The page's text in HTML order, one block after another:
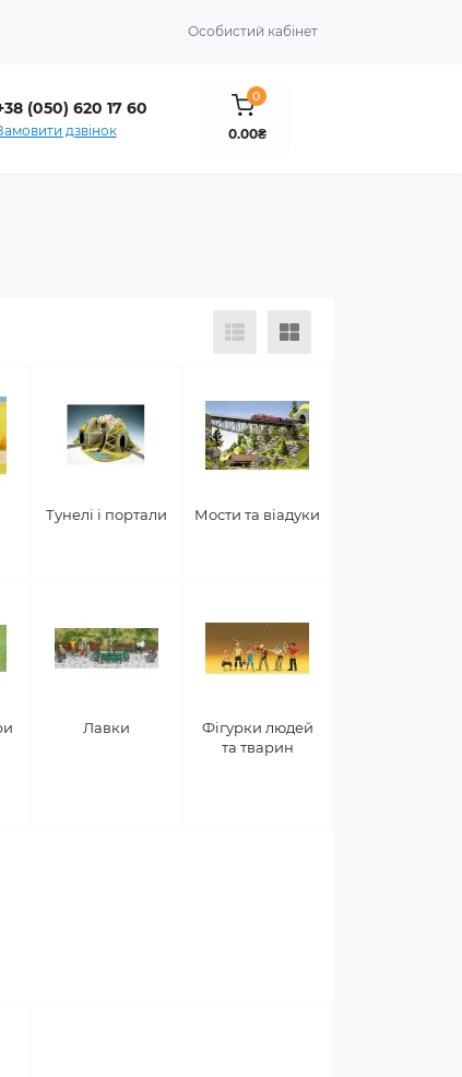
Особистий кабінет
(050) 620 17 60
дзвінок
0
0.00₴
Тунелі і портали Мости та віадуки
Лавки
Фігурки людей
та тварин